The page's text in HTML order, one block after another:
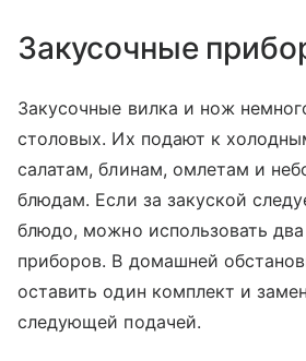
Закусочные
Закусочные вилка и нож
столовых. Их подают к
салатам, блинам, омлетам и
блюдам. Если за закуской
блюдо, можно использовать
приборов. В домашней
оставить один комплект и
следующей подачей.